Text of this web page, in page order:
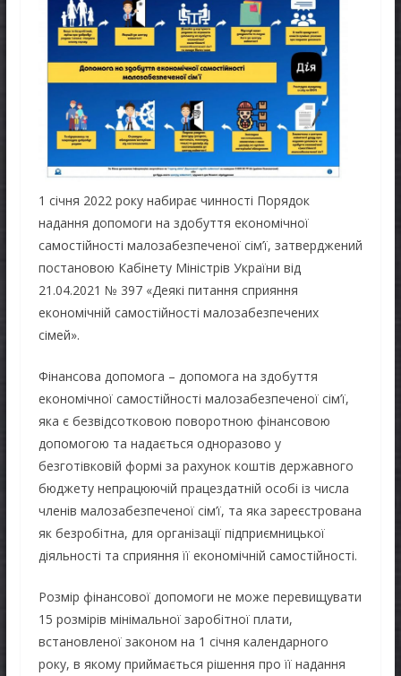
1 січня 2022 року набирає чинності Порядок
надання допомоги на здобуття економічної
самостійності малозабезпеченої сім’ї, затверджений
постановою Кабінету Міністрів України від
21.04.2021 № 397 «Деякі питання сприяння
економічній самостійності малозабезпечених
сімей».
Фінансова допомога – допомога на здобуття
економічної самостійності малозабезпеченої сім’ї,
яка є безвідсотковою поворотною фінансовою
допомогою та надається одноразово у
безготівковій формі за рахунок коштів державного
бюджету непрацюючій працездатній особі із числа
членів малозабезпеченої сім’ї, та яка зареєстрована
як безробітна, для організації підприємницької
діяльності та сприяння її економічній самостійності.
Розмір фінансової допомоги не може перевищувати
15 розмірів мінімальної заробітної плати,
встановленої законом на 1 січня календарного
року, в якому приймається рішення про її надання